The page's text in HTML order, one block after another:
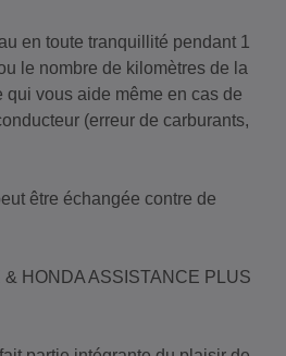
en toute tranquillité pendant 1
le nombre de kilomètres de la
qui vous aide même en cas de
(erreur de carburants,
être échangée contre de
& HONDA ASSISTANCE PLUS